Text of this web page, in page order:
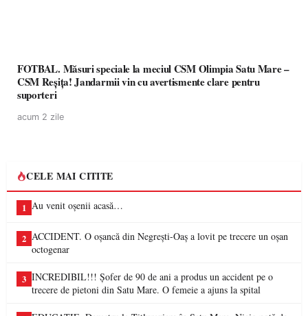
FOTBAL. Măsuri speciale la meciul CSM Olimpia Satu Mare –
CSM Reșița! Jandarmii vin cu avertismente clare pentru
suporteri
acum 2 zile
CELE MAI CITITE
1 Au venit oșenii acasă…
2 ACCIDENT. O oșancă din Negrești-Oaș a lovit pe trecere un oșan
octogenar
3 INCREDIBIL!!! Șofer de 90 de ani a produs un accident pe o
trecere de pietoni din Satu Mare. O femeie a ajuns la spital